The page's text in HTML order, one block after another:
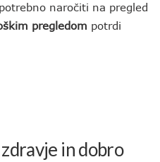
naročiti na pregled
pregledom potrdi
in dobro